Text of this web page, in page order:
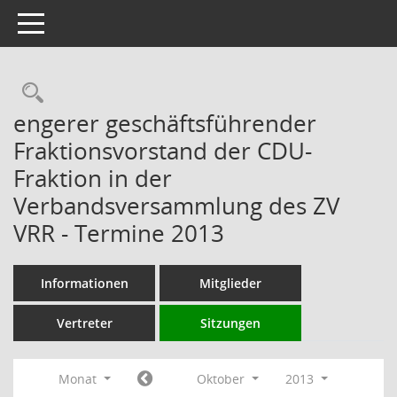
Toggle navigation
Rechercheauswahl
engerer geschäftsführender
Fraktionsvorstand der CDU-
Fraktion in der
Verbandsversammlung des ZV
VRR - Termine 2013
Informationen Mitglieder
Vertreter Sitzungen
Monat Oktober
2013